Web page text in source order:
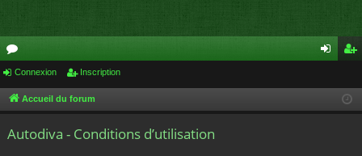
or
u cri
Connexion Inscription
Accueil du forum
Autodiva - Conditions d’utilisation